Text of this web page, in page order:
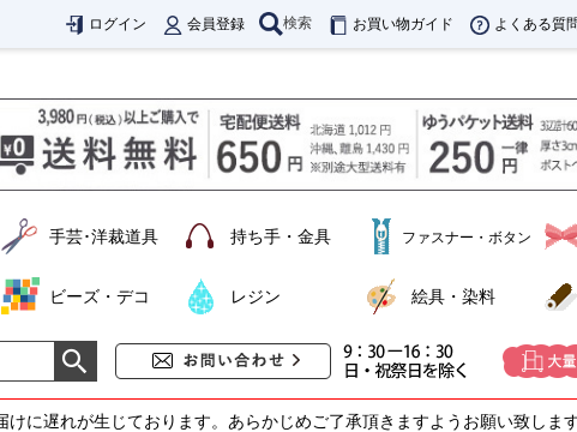
ログイン 会員登録 検索 お買い物ガイド よくある質
手芸･洋裁道具 持ち手・金具 ファスナー・ボタン
ビーズ・デコ レジン 絵具・染料
けに遅れが生じております。あらかじめご了承頂きますようお願い致しま